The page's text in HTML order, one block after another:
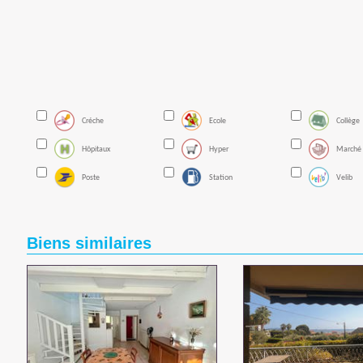
Créche Ecole Collège
Hôpitaux Hyper Marché
Poste Station Velib
Biens similaires